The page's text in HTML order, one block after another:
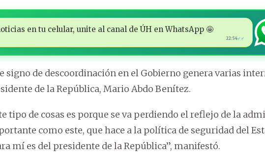
en tu celular, unite al canal de ÚH en WhatsApp 🤩
22:54✓✓
signo de descoordinación en el Gobierno genera varias
de la República, Mario Abdo Benítez.
tipo de cosas es porque se va perdiendo el reflejo de la
como este, que hace a la política de seguridad del
mí es del presidente de la República”, manifestó.